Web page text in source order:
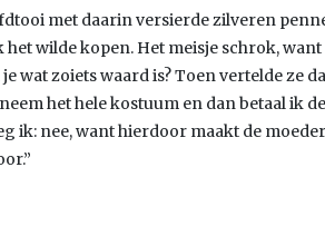
met daarin versierde zilveren
wilde kopen. Het meisje schrok,
wat zoiets waard is? Toen vertelde ze
het hele kostuum en dan betaal ik
ik: nee, want hierdoor maakt de